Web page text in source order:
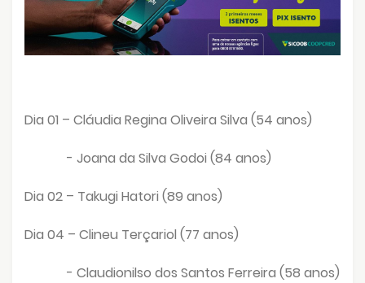
Dia 01 – Cláudia Regina Oliveira Silva (54 anos)
- Joana da Silva Godoi (84 anos)
Dia 02 – Takugi Hatori (89 anos)
Dia 04 – Clineu Terçariol (77 anos)
- Claudionilso dos Santos Ferreira (58 anos)